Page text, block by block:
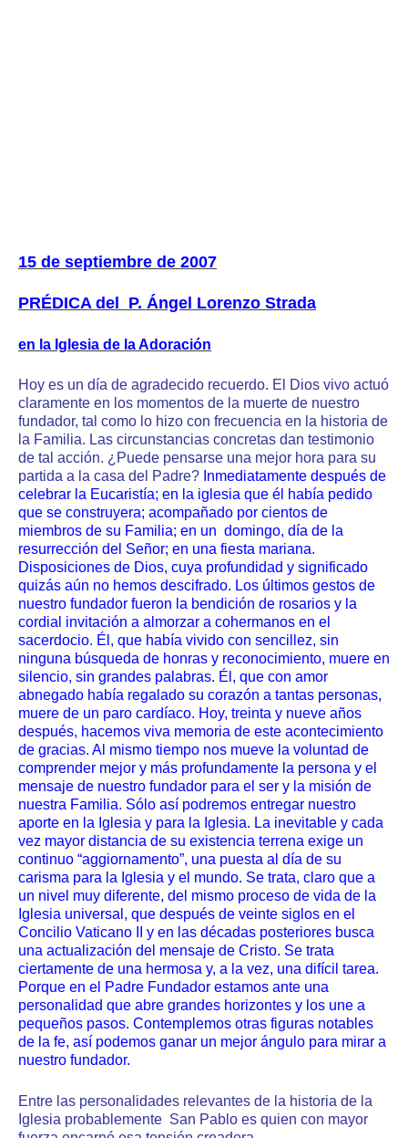
15 de septiembre de 2007
PRÉDICA del P. Ángel Lorenzo Strada
en la Iglesia de la Adoración
Hoy es un día de agradecido recuerdo. El Dios vivo actuó
claramente en los momentos de la muerte de nuestro
fundador, tal como lo hizo con frecuencia en la historia de
la Familia. Las circunstancias concretas dan testimonio
de tal acción. ¿Puede pensarse una mejor hora para su
partida a la casa del Padre? Inmediatamente después de
celebrar la Eucaristía; en la iglesia que él había pedido
que se construyera; acompañado por cientos de
miembros de su Familia; en un domingo, día de la
resurrección del Señor; en una fiesta mariana.
Disposiciones de Dios, cuya profundidad y significado
quizás aún no hemos descifrado. Los últimos gestos de
nuestro fundador fueron la bendición de rosarios y la
cordial invitación a almorzar a cohermanos en el
sacerdocio. Él, que había vivido con sencillez, sin
ninguna búsqueda de honras y reconocimiento, muere en
silencio, sin grandes palabras. Él, que con amor
abnegado había regalado su corazón a tantas personas,
muere de un paro cardíaco. Hoy, treinta y nueve años
después, hacemos viva memoria de este acontecimiento
de gracias. Al mismo tiempo nos mueve la voluntad de
comprender mejor y más profundamente la persona y el
mensaje de nuestro fundador para el ser y la misión de
nuestra Familia. Sólo así podremos entregar nuestro
aporte en la Iglesia y para la Iglesia. La inevitable y cada
vez mayor distancia de su existencia terrena exige un
continuo “aggiornamento”, una puesta al día de su
carisma para la Iglesia y el mundo. Se trata, claro que a
un nivel muy diferente, del mismo proceso de vida de la
Iglesia universal, que después de veinte siglos en el
Concilio Vaticano II y en las décadas posteriores busca
una actualización del mensaje de Cristo. Se trata
ciertamente de una hermosa y, a la vez, una difícil tarea.
Porque en el Padre Fundador estamos ante una
personalidad que abre grandes horizontes y los une a
pequeños pasos. Contemplemos otras figuras notables
de la fe, así podemos ganar un mejor ángulo para mirar a
nuestro fundador.
Entre las personalidades relevantes de la historia de la
Iglesia probablemente San Pablo es quien con mayor